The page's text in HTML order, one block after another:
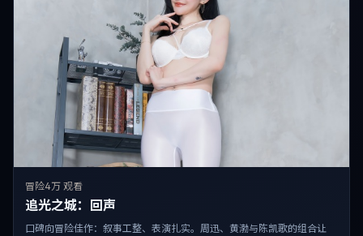
冒险4万 观看
追光之城：回声
口碑向冒险佳作：叙事工整、表演扎实。周迅、黄渤与陈凯歌的组合让